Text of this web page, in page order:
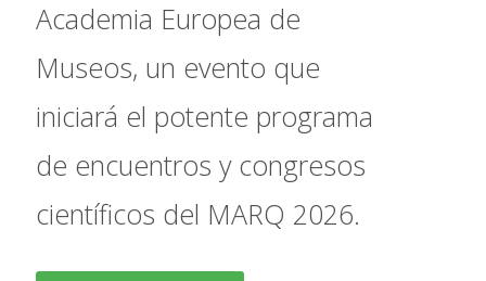
Academia Europea de
Museos, un evento que
iniciará el potente programa
de encuentros y congresos
científicos del MARQ 2026.